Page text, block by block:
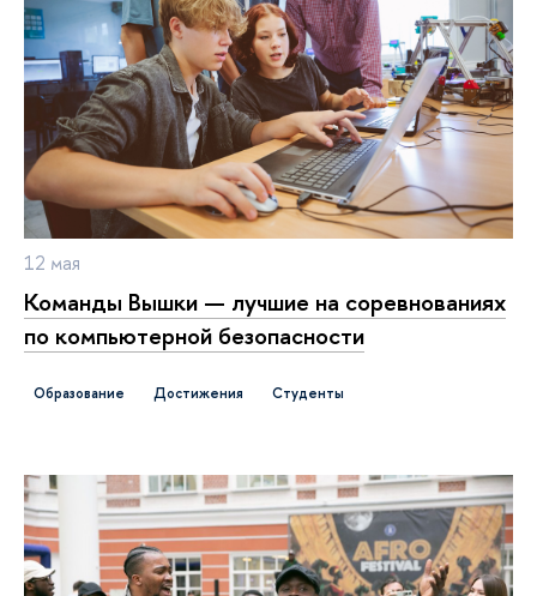
12 мая
Команды Вышки — лучшие на соревнованиях
по компьютерной безопасности
Образование достижения студенты